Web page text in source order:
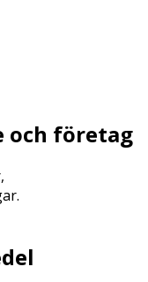
och företag